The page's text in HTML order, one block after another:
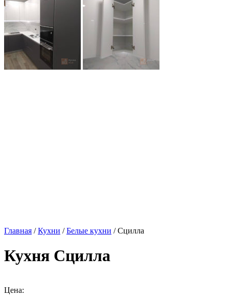
Главная /Кухни /Белые кухни / Сцилла
Кухня Сцилла
Цена: